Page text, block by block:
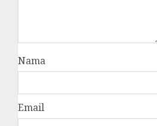
Nama
Email